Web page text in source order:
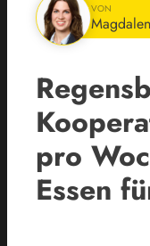
VON
pro
Essen